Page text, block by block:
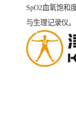
SpO2血氧饱和
与生理记录仪。